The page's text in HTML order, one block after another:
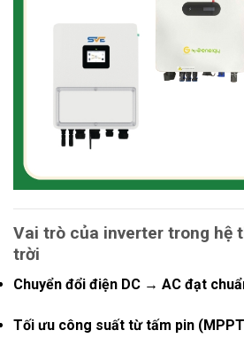
Vai trò của inverter trong hệ
trời
Chuyển đổi điện DC → AC đạt
Tối ưu công suất từ tấm pin